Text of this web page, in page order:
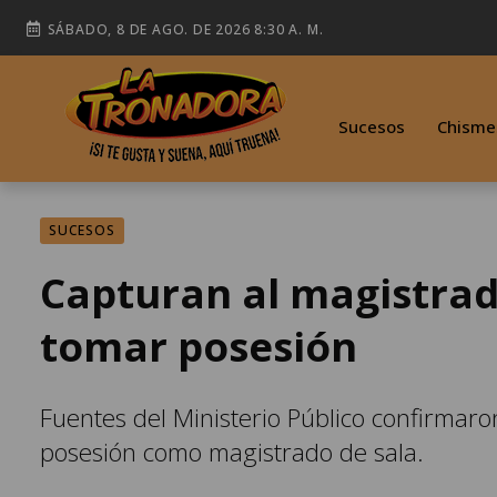
SÁBADO, 8 DE AGO. DE 2026 8:30 A. M.
Sucesos
SUCESOS
Capturan al
tomar posesión
Fuentes del Ministerio Público
posesión como magistrado de sala.